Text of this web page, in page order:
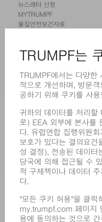
뉴스레터 신청
MYTRUMPF
물질안전보건자료
레이저
전동 툴
SMART FACTORY
소프트웨어
어플리케이션
부문
기업
경력
모집
기업 프로필
이사회
영업 보고서
규정 준수
내부고발자 시스템